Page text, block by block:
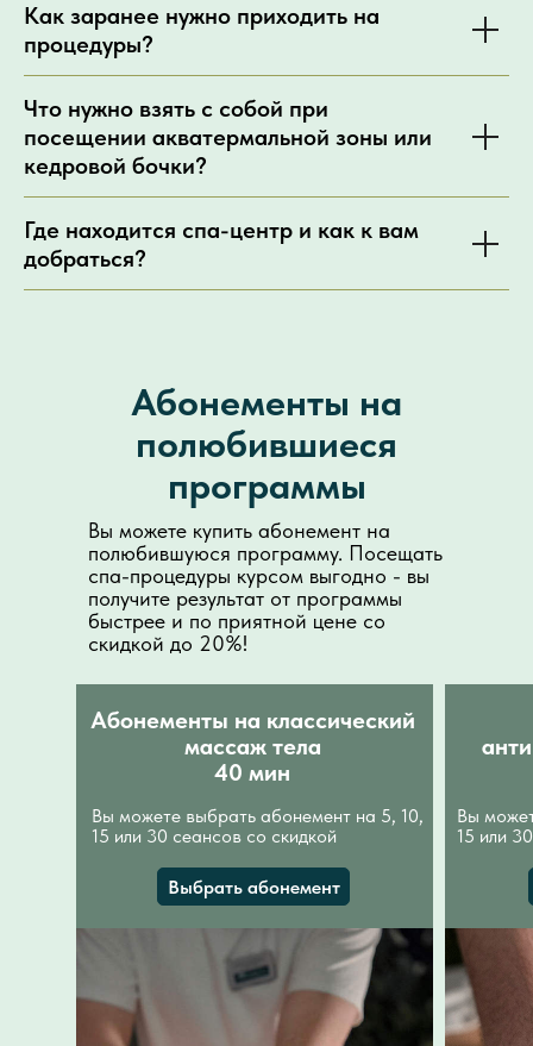
Как заранее нужно приходить на
процедуры?
Что нужно взять с собой при
посещении акватермальной зоны или
кедровой бочки?
Где находится спа-центр и как к вам
добраться?
Абонементы на
полюбившиеся
программы
Вы можете купить абонемент на
полюбившуюся программу. Посещать
спа-процедуры курсом выгодно - вы
получите результат от программы
быстрее и по приятной цене со
скидкой до 20%!
Абонементы на классический
массаж тела
40 мин
Вы можете выбрать абонемент на 5, 10,
15 или 30 сеансов со скидкой
Выбрать абонемент
Вы
15 или